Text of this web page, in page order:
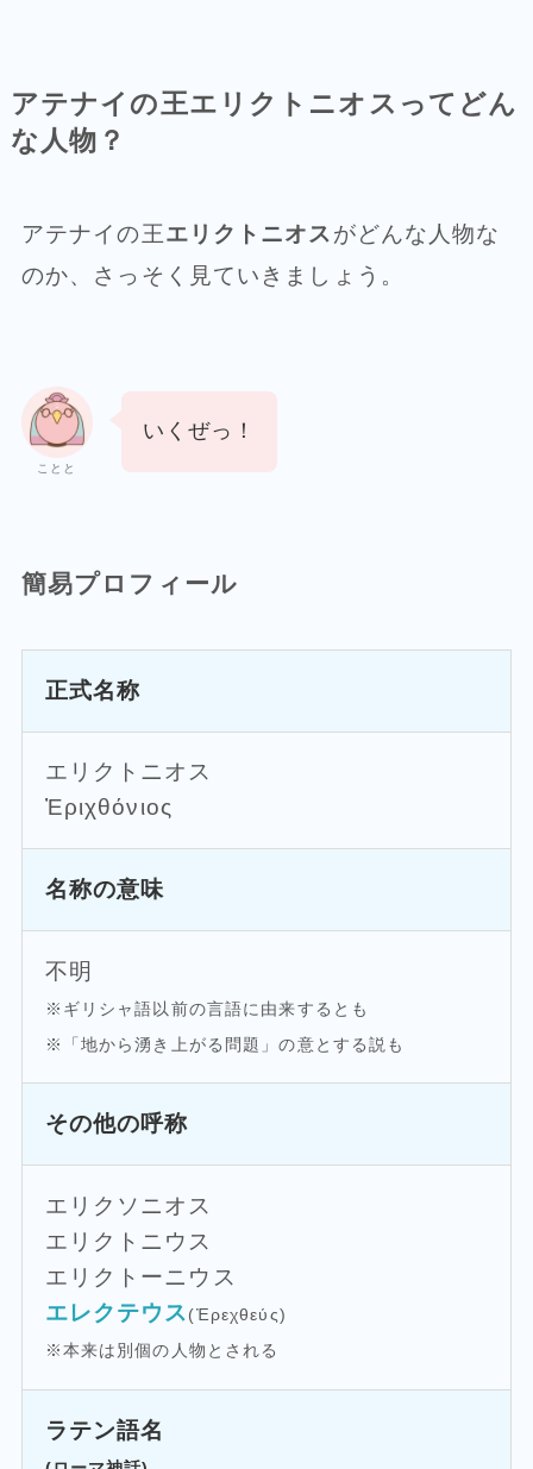
アテナイの王エリクトニオスってどん
な人物？
アテナイの王エリクトニオスがどんな人物な
のか、さっそく見ていきましょう。
ことと
いくぜっ！
簡易プロフィール
正式名称
エリクトニオス
Ἐριχθόνιος
名称の意味
不明
※ギリシャ語以前の言語に由来するとも
※「地から湧き上がる問題」の意とする説も
その他の呼称
エリクソニオス
エリクトニウス
エリクトーニウス
エレクテウス(Ἐρεχθεύς)
※本来は別個の人物とされる
ラテン語名